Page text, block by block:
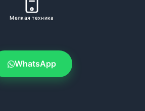
Мелкая техника
WhatsApp